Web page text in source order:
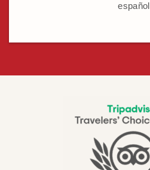
español